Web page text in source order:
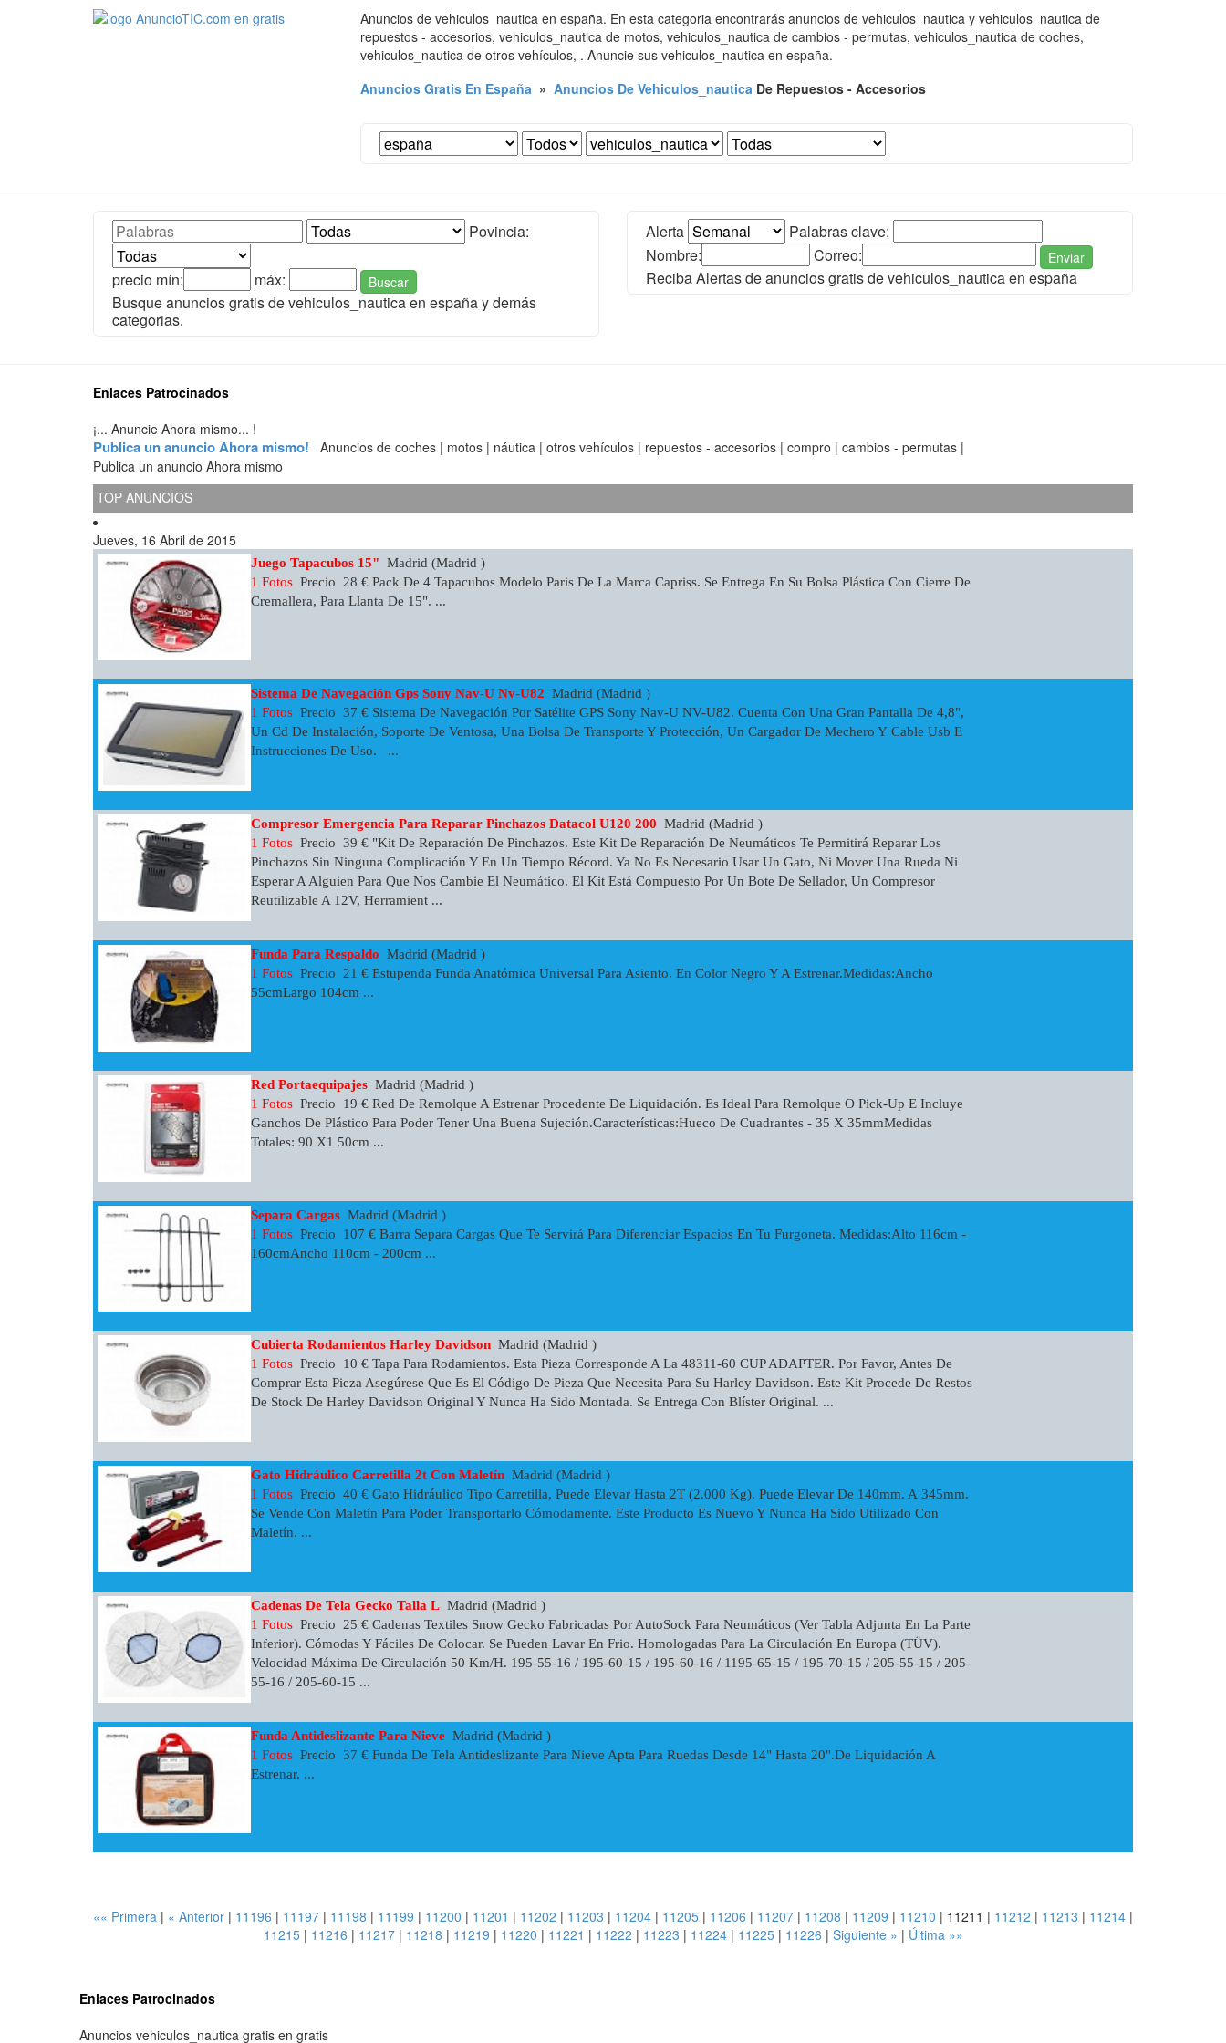
Anuncios de vehiculos_nautica en españa. En esta categoria encontrarás anuncios de vehiculos_nautica y vehiculos_nautica de
repuestos - accesorios, vehiculos_nautica de motos, vehiculos_nautica de cambios - permutas, vehiculos_nautica de coches,
vehiculos_nautica de otros vehículos, . Anuncie sus vehiculos_nautica en españa.
Anuncios Gratis En España» Anuncios De Vehiculos_nauticaDe Repuestos - Accesorios
Povincia:
precio mín: máx: Buscar
Busque anuncios gratis de vehiculos_nautica en españa y demás
categorias.
Alerta
Palabras clave:
Nombre:
Correo: Enviar
Reciba Alertas de anuncios gratis de vehiculos_nautica en españa
Enlaces Patrocinados
¡... Anuncie Ahora mismo... !
Publica un anuncio Ahora mismo! Anuncios de coches | motos | náutica | otros vehículos | repuestos - accesorios | compro | cambios - permutas |
Publica un anuncio Ahora mismo
TOP ANUNCIOS
Jueves, 16 Abril de 2015
Juego Tapacubos 15" Madrid (Madrid )
1 Fotos Precio 28 € Pack De 4 Tapacubos Modelo Paris De La Marca Capriss. Se Entrega En Su Bolsa Plástica Con Cierre De
Cremallera, Para Llanta De 15". ...
Sistema De Navegación Gps Sony Nav-U Nv-U82 Madrid (Madrid )
1 Fotos Precio 37 € Sistema De Navegación Por Satélite GPS Sony Nav-U NV-U82. Cuenta Con Una Gran Pantalla De 4,8",
Un Cd De Instalación, Soporte De Ventosa, Una Bolsa De Transporte Y Protección, Un Cargador De Mechero Y Cable Usb E
Instrucciones De Uso. ...
Compresor Emergencia Para Reparar Pinchazos Datacol U120 200 Madrid (Madrid )
1 Fotos Precio 39 € "Kit De Reparación De Pinchazos. Este Kit De Reparación De Neumáticos Te Permitirá Reparar Los
Pinchazos Sin Ninguna Complicación Y En Un Tiempo Récord. Ya No Es Necesario Usar Un Gato, Ni Mover Una Rueda Ni
Esperar A Alguien Para Que Nos Cambie El Neumático. El Kit Está Compuesto Por Un Bote De Sellador, Un Compresor
Reutilizable A 12V, Herramient ...
Funda Para Respaldo Madrid (Madrid )
1 Fotos Precio 21 € Estupenda Funda Anatómica Universal Para Asiento. En Color Negro Y A Estrenar.Medidas:Ancho
55cmLargo 104cm ...
Red Portaequipajes Madrid (Madrid )
1 Fotos Precio 19 € Red De Remolque A Estrenar Procedente De Liquidación. Es Ideal Para Remolque O Pick-Up E Incluye
Ganchos De Plástico Para Poder Tener Una Buena Sujeción.Características:Hueco De Cuadrantes - 35 X 35mmMedidas
Totales: 90 X1 50cm ...
Separa Cargas Madrid (Madrid )
1 Fotos Precio 107 € Barra Separa Cargas Que Te Servirá Para Diferenciar Espacios En Tu Furgoneta. Medidas:Alto 116cm -
160cmAncho 110cm - 200cm ...
Cubierta Rodamientos Harley Davidson Madrid (Madrid )
1 Fotos Precio 10 € Tapa Para Rodamientos. Esta Pieza Corresponde A La 48311-60 CUP ADAPTER. Por Favor, Antes De
Comprar Esta Pieza Asegúrese Que Es El Código De Pieza Que Necesita Para Su Harley Davidson. Este Kit Procede De Restos
De Stock De Harley Davidson Original Y Nunca Ha Sido Montada. Se Entrega Con Blíster Original. ...
Gato Hidráulico Carretilla 2t Con Maletín Madrid (Madrid )
1 Fotos Precio 40 € Gato Hidráulico Tipo Carretilla, Puede Elevar Hasta 2T (2.000 Kg). Puede Elevar De 140mm. A 345mm.
Se Vende Con Maletín Para Poder Transportarlo Cómodamente. Este Producto Es Nuevo Y Nunca Ha Sido Utilizado Con
Maletín. ...
Cadenas De Tela Gecko Talla L Madrid (Madrid )
1 Fotos Precio 25 € Cadenas Textiles Snow Gecko Fabricadas Por AutoSock Para Neumáticos (ver Tabla Adjunta En La Parte
Inferior). Cómodas Y Fáciles De Colocar. Se Pueden Lavar En Frio. Homologadas Para La Circulación En Europa (TÜV).
Velocidad Máxima De Circulación 50 Km/h. 195-55-16 / 195-60-15 / 195-60-16 / 1195-65-15 / 195-70-15 / 205-55-15 / 205-
55-16 / 205-60-15 ...
Funda Antideslizante Para Nieve Madrid (Madrid )
1 Fotos Precio 37 € Funda De Tela Antideslizante Para Nieve Apta Para Ruedas Desde 14" Hasta 20".De Liquidación A
Estrenar. ...
«« Primera | « Anterior | 11196 | 11197 | 11198 | 11199 | 11200 | 11201 | 11202 | 11203 | 11204 | 11205 | 11206 | 11207 | 11208 | 11209 | 11210 | 11211 | 11212 | 11213 | 11214 |
11215| 11216 | 11217| 11218 | 11219 | 11220 | 11221 | 11222 | 11223 | 11224| 11225| 11226 | Siguiente » | Última »»
Enlaces Patrocinados
Anuncios vehiculos_nautica gratis en gratis